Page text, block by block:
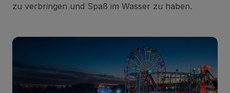
zu verbringen und Spaß im Wasser zu haben.